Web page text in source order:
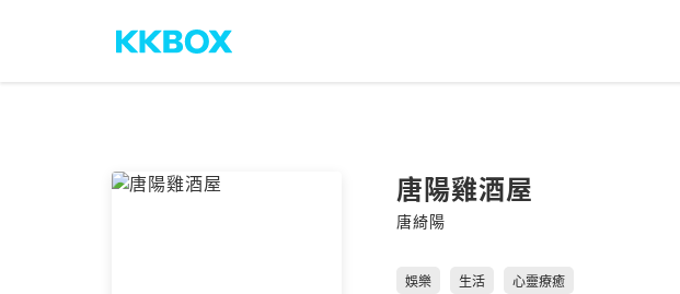
唐陽雞酒屋
唐綺陽
娛樂 生活 心靈療癒